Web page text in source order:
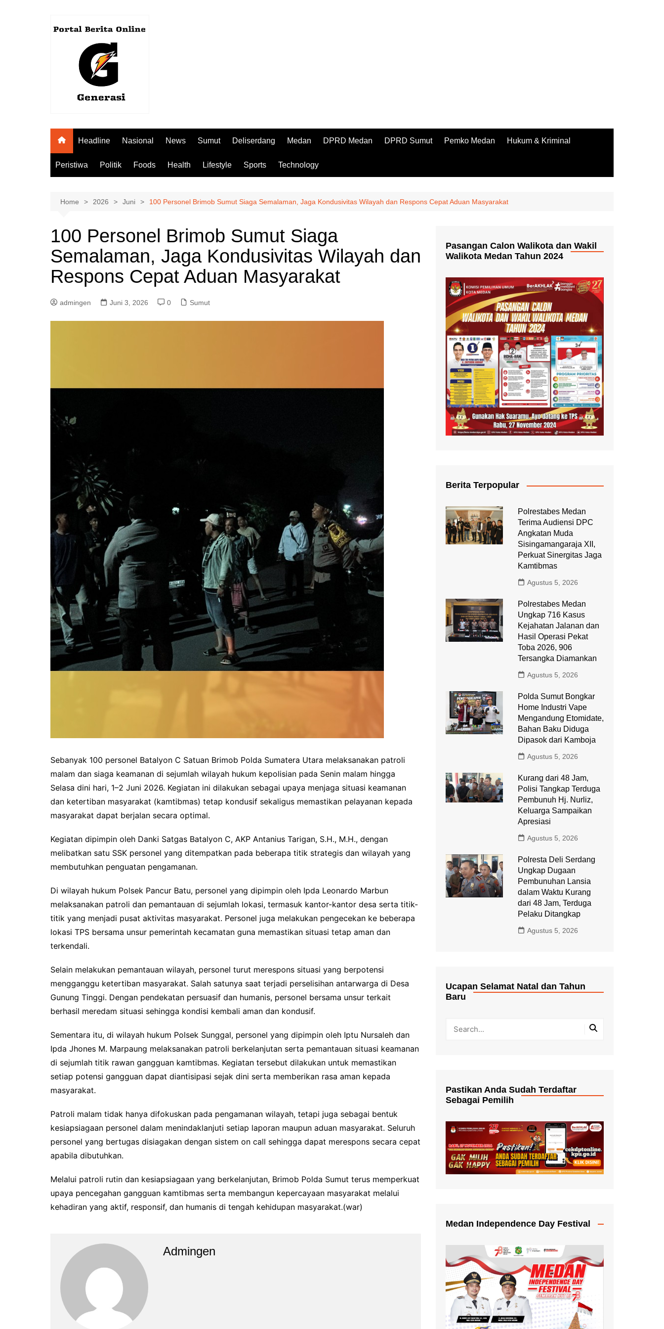
Headline Nasional News Sumut Deliserdang Medan DPRD Medan DPRD Sumut Pemko Medan Hukum & Kriminal
Peristiwa Politik Foods Health Lifestyle Sports Technology
Home 2026 Juni 100 Personel Brimob Sumut Siaga Semalaman, Jaga Kondusivitas Wilayah dan Respons Cepat Aduan Masyarakat
100 Personel Brimob Sumut Siaga
Semalaman, Jaga Kondusivitas Wilayah dan
Respons Cepat Aduan Masyarakat
admingen Juni 3, 2026 0 Sumut
Sebanyak 100 personel Batalyon C Satuan Brimob Polda Sumatera Utara melaksanakan patroli
malam dan siaga keamanan di sejumlah wilayah hukum kepolisian pada Senin malam hingga
Selasa dini hari, 1–2 Juni 2026. Kegiatan ini dilakukan sebagai upaya menjaga situasi keamanan
dan ketertiban masyarakat (kamtibmas) tetap kondusif sekaligus memastikan pelayanan kepada
masyarakat dapat berjalan secara optimal.
Kegiatan dipimpin oleh Danki Satgas Batalyon C, AKP Antanius Tarigan, S.H., M.H., dengan
melibatkan satu SSK personel yang ditempatkan pada beberapa titik strategis dan wilayah yang
membutuhkan penguatan pengamanan.
Di wilayah hukum Polsek Pancur Batu, personel yang dipimpin oleh Ipda Leonardo Marbun
melaksanakan patroli dan pemantauan di sejumlah lokasi, termasuk kantor-kantor desa serta titik-
titik yang menjadi pusat aktivitas masyarakat. Personel juga melakukan pengecekan ke beberapa
lokasi TPS bersama unsur pemerintah kecamatan guna memastikan situasi tetap aman dan
terkendali.
Selain melakukan pemantauan wilayah, personel turut merespons situasi yang berpotensi
mengganggu ketertiban masyarakat. Salah satunya saat terjadi perselisihan antarwarga di Desa
Gunung Tinggi. Dengan pendekatan persuasif dan humanis, personel bersama unsur terkait
berhasil meredam situasi sehingga kondisi kembali aman dan kondusif.
Sementara itu, di wilayah hukum Polsek Sunggal, personel yang dipimpin oleh Iptu Nursaleh dan
Ipda Jhones M. Marpaung melaksanakan patroli berkelanjutan serta pemantauan situasi keamanan
di sejumlah titik rawan gangguan kamtibmas. Kegiatan tersebut dilakukan untuk memastikan
setiap potensi gangguan dapat diantisipasi sejak dini serta memberikan rasa aman kepada
masyarakat.
Patroli malam tidak hanya difokuskan pada pengamanan wilayah, tetapi juga sebagai bentuk
kesiapsiagaan personel dalam menindaklanjuti setiap laporan maupun aduan masyarakat. Seluruh
personel yang bertugas disiagakan dengan sistem on call sehingga dapat merespons secara cepat
apabila dibutuhkan.
Melalui patroli rutin dan kesiapsiagaan yang berkelanjutan, Brimob Polda Sumut terus memperkuat
upaya pencegahan gangguan kamtibmas serta membangun kepercayaan masyarakat melalui
kehadiran yang aktif, responsif, dan humanis di tengah kehidupan masyarakat.(war)
Admingen
Pasangan Calon Walikota dan Wakil
Walikota Medan Tahun 2024
Berita Terpopular
Polrestabes Medan
Terima Audiensi DPC
Angkatan Muda
Sisingamangaraja XII,
Perkuat Sinergitas Jaga
Kamtibmas
Agustus 5, 2026
Polrestabes Medan
Ungkap 716 Kasus
Kejahatan Jalanan dan
Hasil Operasi Pekat
Toba 2026, 906
Tersangka Diamankan
Agustus 5, 2026
Polda Sumut Bongkar
Home Industri Vape
Mengandung Etomidate,
Bahan Baku Diduga
Dipasok dari Kamboja
Agustus 5, 2026
Kurang dari 48 Jam,
Polisi Tangkap Terduga
Pembunuh Hj. Nurliz,
Keluarga Sampaikan
Apresiasi
Agustus 5, 2026
Polresta Deli Serdang
Ungkap Dugaan
Pembunuhan Lansia
dalam Waktu Kurang
dari 48 Jam, Terduga
Pelaku Ditangkap
Agustus 5, 2026
Ucapan Selamat Natal dan Tahun
Baru
Pastikan Anda Sudah Terdaftar
Sebagai Pemilih
Medan Independence Day Festival